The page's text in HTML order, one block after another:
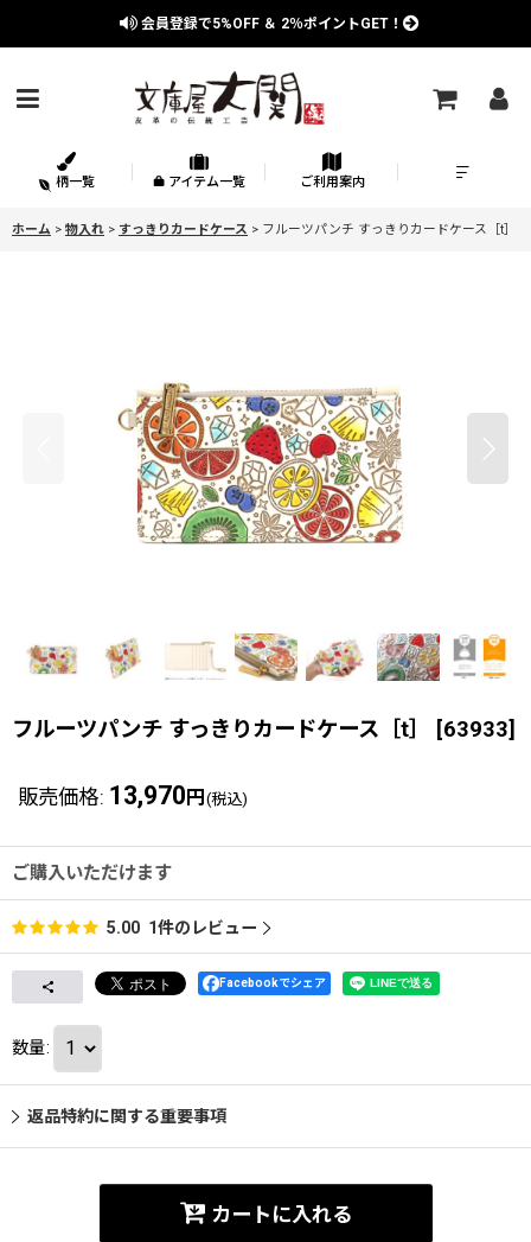
会員登録で5%OFF ＆ 2％ポイントGET！
柄一覧 アイテム一覧 ご利用案内
ホーム > 物入れ > すっきりカードケース > フルーツパンチ すっきりカードケース［t］
フルーツパンチ すっきりカードケース［t］ [63933]
販売価格: 13,970 円 (税込)
ご購入いただけます
5.00 1件のレビュー
Facebookでシェア
数量:
返品特約に関する重要事項
カートに入れる